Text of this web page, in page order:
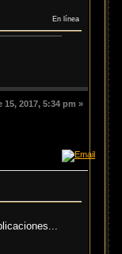
En línea
15, 2017, 5:34 pm »